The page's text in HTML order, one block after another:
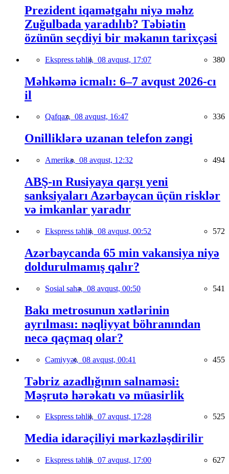
Prezident iqamətgahı niyə məhz
Zuğulbada yaradılıb? Təbiətin
özünün seçdiyi bir məkanın tarixçəsi
Ekspress təhlil, 08 avqust, 17:07 380
Məhkəmə icmalı: 6–7 avqust 2026-cı
il
Qafqaz, 08 avqust, 16:47 336
Onilliklərə uzanan telefon zəngi
Amerika, 08 avqust, 12:32 494
ABŞ-ın Rusiyaya qarşı yeni
sanksiyaları Azərbaycan üçün risklər
və imkanlar yaradır
Ekspress təhlil, 08 avqust, 00:52 572
Azərbaycanda 65 min vakansiya niyə
doldurulmamış qalır?
Sosial sahə, 08 avqust, 00:50 541
Bakı metrosunun xətlərinin
ayrılması: nəqliyyat böhranından
necə qaçmaq olar?
Cəmiyyət, 08 avqust, 00:41 455
Təbriz azadlığının salnaməsi:
Məşrutə hərəkatı və müasirlik
Ekspress təhlil, 07 avqust, 17:28 525
Media idarəçiliyi mərkəzləşdirilir
Ekspress təhlil, 07 avqust, 17:00 627